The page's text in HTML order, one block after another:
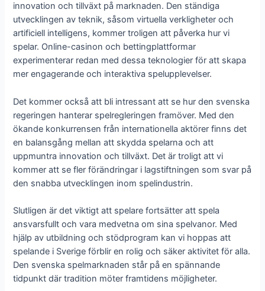
innovation och tillväxt på marknaden. Den ständiga
utvecklingen av teknik, såsom virtuella verkligheter och
artificiell intelligens, kommer troligen att påverka hur vi
spelar. Online-casinon och bettingplattformar
experimenterar redan med dessa teknologier för att skapa
mer engagerande och interaktiva spelupplevelser.
Det kommer också att bli intressant att se hur den svenska
regeringen hanterar spelregleringen framöver. Med den
ökande konkurrensen från internationella aktörer finns det
en balansgång mellan att skydda spelarna och att
uppmuntra innovation och tillväxt. Det är troligt att vi
kommer att se fler förändringar i lagstiftningen som svar på
den snabba utvecklingen inom spelindustrin.
Slutligen är det viktigt att spelare fortsätter att spela
ansvarsfullt och vara medvetna om sina spelvanor. Med
hjälp av utbildning och stödprogram kan vi hoppas att
spelande i Sverige förblir en rolig och säker aktivitet för alla.
Den svenska spelmarknaden står på en spännande
tidpunkt där tradition möter framtidens möjligheter.